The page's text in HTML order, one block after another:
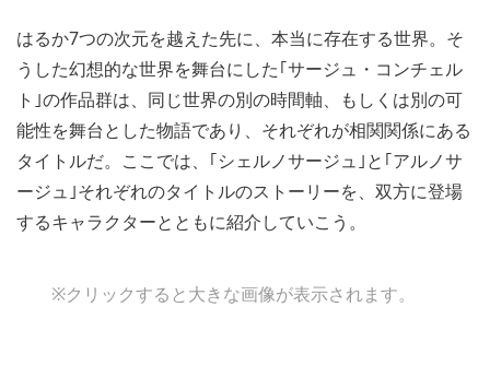
はるか7つの次元を越えた先に、本当に存在する世界。そ
うした幻想的な世界を舞台にした｢サージュ・コンチェル
ト｣の作品群は、同じ世界の別の時間軸、もしくは別の可
能性を舞台とした物語であり、それぞれが相関関係にある
タイトルだ。ここでは、｢シェルノサージュ｣と｢アルノサ
ージュ｣それぞれのタイトルのストーリーを、双方に登場
するキャラクターとともに紹介していこう。
※クリックすると大きな画像が表示されます。